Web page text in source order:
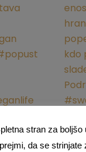
stran za boljšo
da se strinjate